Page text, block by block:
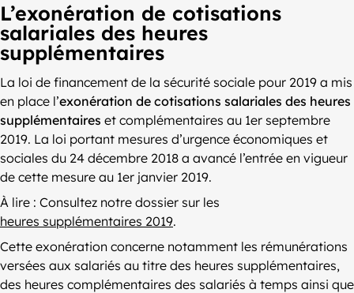
L’exonération de cotisations
salariales des heures
supplémentaires
La loi de financement de la sécurité sociale pour 2019 a mis
en place l’exonération de cotisations salariales des heures
supplémentaires et complémentaires au 1er septembre
2019. La loi portant mesures d’urgence économiques et
sociales du 24 décembre 2018 a avancé l’entrée en vigueur
de cette mesure au 1er janvier 2019.
À lire : Consultez notre dossier sur les
heures supplémentaires 2019.
Cette exonération concerne notamment les rémunérations
versées aux salariés au titre des heures supplémentaires,
des heures complémentaires des salariés à temps ainsi que